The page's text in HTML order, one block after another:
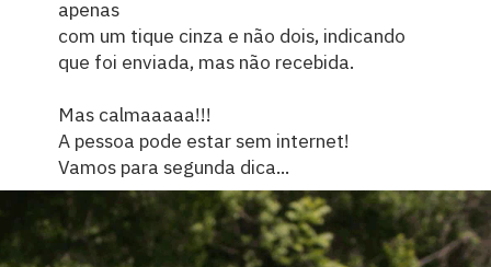
apenas
com um tique cinza e não dois, indicando
que foi enviada, mas não recebida.
Mas calmaaaaa!!!
A pessoa pode estar sem internet!
Vamos para segunda dica...